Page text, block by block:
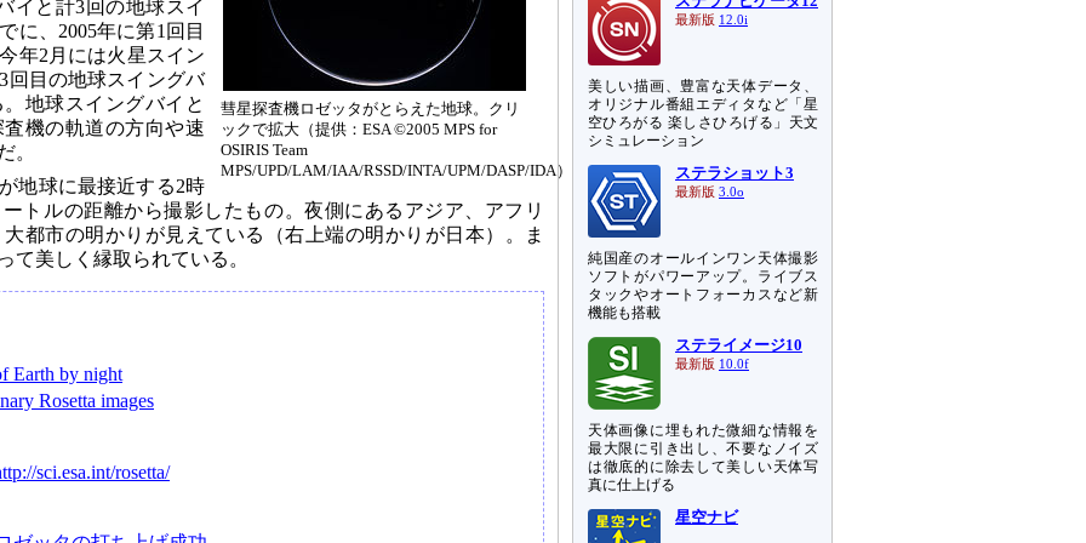
彗星探査機ロゼッタがとらえた地球。クリ
ックで拡大（提供：ESA ©2005 MPS for
OSIRIS Team
MPS/UPD/LAM/IAA/RSSD/INTA/UPM/DASP/IDA）
イと計3回の地球スイ
に、2005年に第1回目
年2月には火星スイン
回目の地球スイングバ
地球スイングバイと
機の軌道の方向や速
。
地球に最接近する2時
ートルの距離から撮影したもの。夜側にあるアジア、アフリ
都市の明かりが見えている（右上端の明かりが日本）。ま
て美しく縁取られている。
Earth by night
Rosetta images
sci.esa.int/rosetta/
最新版 12.0i
美しい描画、豊富な天体データ、
オリジナル番組エディタなど「星
空ひろがる 楽しさひろげる」天文
シミュレーション
ステラショット3
最新版 3.0o
純国産のオールインワン天体撮影
ソフトがパワーアップ。ライブス
タックやオートフォーカスなど新
機能も搭載
ステライメージ10
最新版 10.0f
天体画像に埋もれた微細な情報を
最大限に引き出し、不要なノイズ
は徹底的に除去して美しい天体写
真に仕上げる
星空ナビ